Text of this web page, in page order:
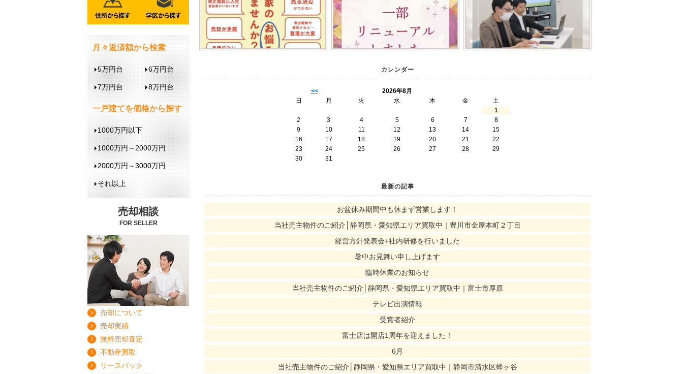
カレンダー
<<
2026年8月
日
月 火 水 木 金
土
1
2
3 4 5 6 7
8
9
10 11 12 13 14
15
16
17 18 19 20 21
22
23
24 25 26 27 28
29
30
31
最新の記事
お盆休み期間中も休まず営業します！
当社売主物件のご紹介│静岡県・愛知県エリア買取中｜豊川市金屋本町２丁目
経営方針発表会+社内研修を行いました
暑中お見舞い申し上げます
臨時休業のお知らせ
当社売主物件のご紹介│静岡県・愛知県エリア買取中｜富士市厚原
テレビ出演情報
受賞者紹介
富士店は開店1周年を迎えました！
6月
当社売主物件のご紹介│静岡県・愛知県エリア買取中｜静岡市清水区蜂ヶ谷
月々返済額から検索
5万円台 6万円台
7万円台 8万円台
一戸建てを価格から探す
1000万円以下
1000万円～2000万円
2000万円～3000万円
それ以上
売却相談
FOR SELLER
売却について
売却実績
無料売却査定
不動産買取
リースバック